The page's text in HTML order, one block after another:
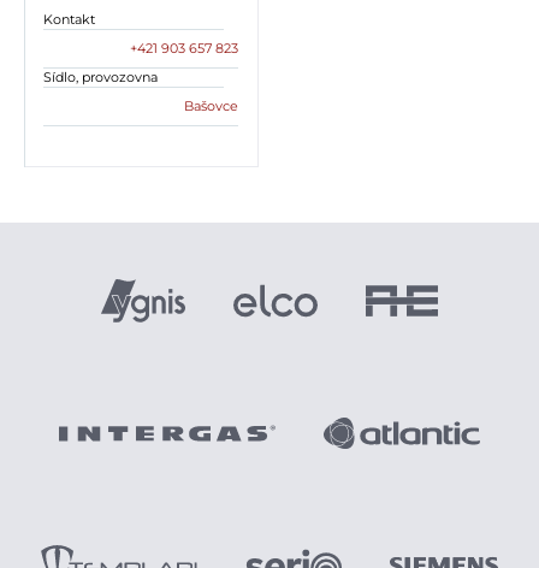
Kontakt
+421 903 657 823
Sídlo, provozovna
Bašovce